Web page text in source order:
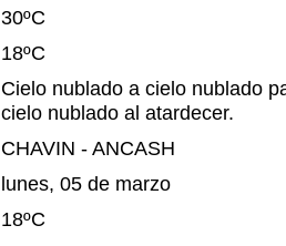
30ºC
18ºC
Cielo nublado a cielo nublado
cielo nublado al atardecer.
CHAVIN - ANCASH
lunes, 05 de marzo
18ºC